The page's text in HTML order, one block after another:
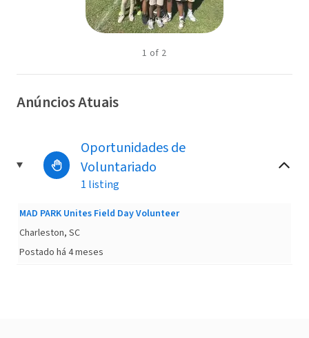
1 of 2
Anúncios Atuais
Oportunidades de
Voluntariado
1 listing
MAD PARK Unites Field Day Volunteer
Charleston, SC
Postado há 4 meses